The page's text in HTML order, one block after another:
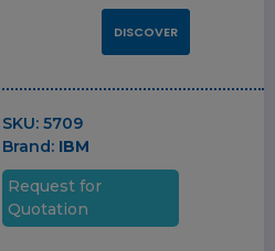
DISCOVER
SKU:5709
Brand: IBM
Request for
Quotation